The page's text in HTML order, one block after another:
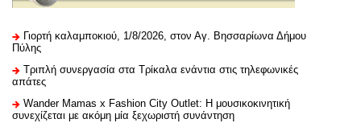
Γιορτή καλαμποκιού, 1/8/2026, στον Αγ. Βησσαρίωνα Δήμου
Πύλης
Τριπλή συνεργασία στα Τρίκαλα ενάντια στις τηλεφωνικές
απάτες
Wander Mamas x Fashion City Outlet: Η μουσικοκινητική
συνεχίζεται με ακόμη μία ξεχωριστή συνάντηση